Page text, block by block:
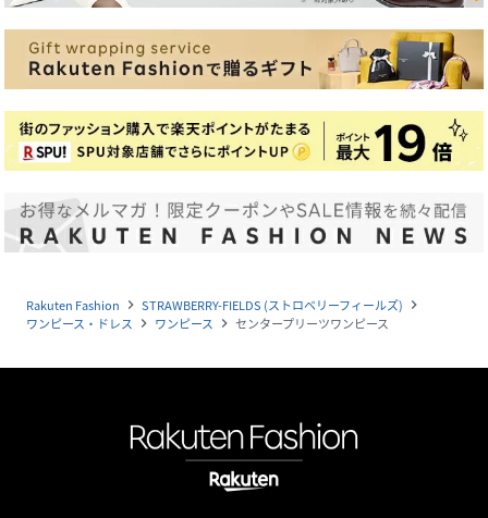
Rakuten Fashion navigate_next STRAWBERRY-FIELDS (ストロベリーフィールズ) navigate_next
ワンピース・ドレス navigate_next ワンピース navigate_next センタープリーツワンピース